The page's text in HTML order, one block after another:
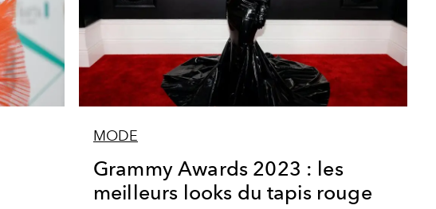
MODE
Grammy Awards 2023 : les
meilleurs looks du tapis rouge